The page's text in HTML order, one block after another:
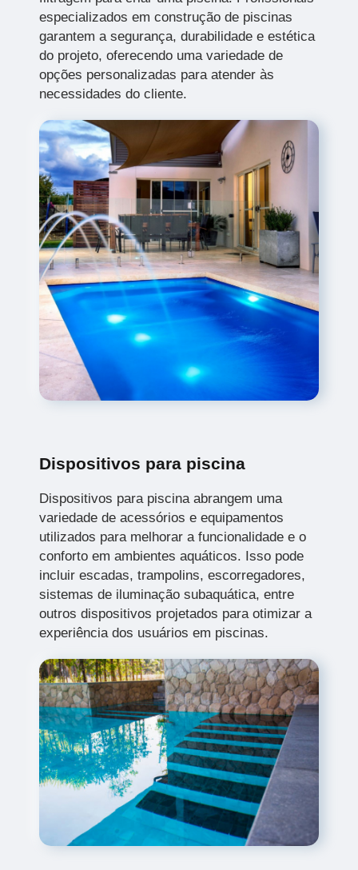
especializados em construção de piscinas
garantem a segurança, durabilidade e estética
do projeto, oferecendo uma variedade de
opções personalizadas para atender às
necessidades do cliente.
Dispositivos para piscina
Dispositivos para piscina abrangem uma
variedade de acessórios e equipamentos
utilizados para melhorar a funcionalidade e o
conforto em ambientes aquáticos. Isso pode
incluir escadas, trampolins, escorregadores,
sistemas de iluminação subaquática, entre
outros dispositivos projetados para otimizar a
experiência dos usuários em piscinas.